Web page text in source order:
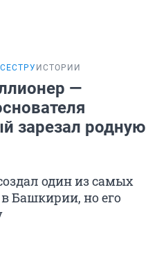
ИСТОРИИ
—
зарезал родную
один из самых
Башкирии, но его